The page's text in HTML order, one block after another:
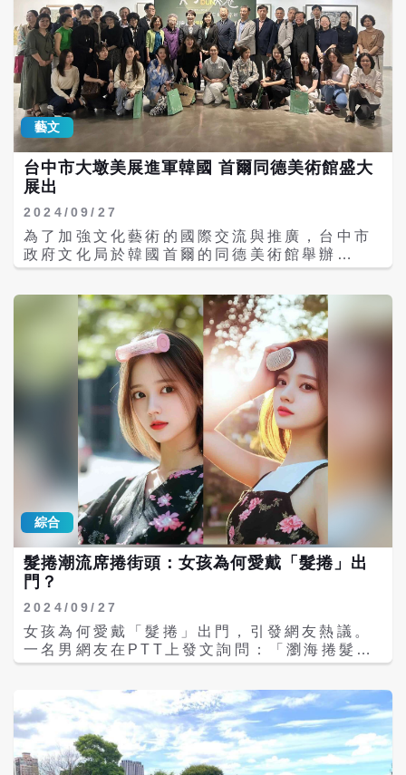
受到國際設計思潮的啟發，展現了對環境與社
會責任的重視。不再僅限於使用貴金屬，許多
創作者開始運用可回收材料，並融入ESG理
念，展現出對可持續發展的思考。展覽中也展
示了許多創作者利用廢棄物如塑膠袋、烤肉架
等材料進行創作，既倡導環保意識，也滿足現
代生活的需求。
及其生活環境的了解。 參與這項計畫的當地居
民中，來自台灣的雅涵便是其中一位。這是她
第一次參與鯨豚相關的研究，平時她也積極參
加馬祖的地質導覽學習，這些經驗讓她對環境
保護有了更全面的理解。她表示，能夠親自參
與這項重要工作感到非常榮幸，並希望能透過
自己的努力，促進當地生態保護。 另一位參與
者語安，是一名在地民宿的管家。她常聽入住
的客人談論露脊鼠海豚的故事，因此對這次的
觀測機會充滿期待。語安回憶道，之前僅在水
族館見過海豚，這次能夠在野外觀察到它們的
真實生態，讓她感受到無比的興奮與新鮮。 逸
馨則是馬祖的年輕志願者，熱衷於參與社區活
動。她對露脊鼠海豚早有耳聞，並曾在網路上
看到相關影片。參加社區的淨灘活動後，她更
陸地觀測的機會時，感到非常興奮。這讓她對
海豚在如此環境中生存的挑戰有了更深的思
脊鼠海豚首次相遇的激動心情，並共同展現出
對生態保護的熱忱。他們的參與不僅使觀測數
據更為豐富，也讓社區內部對露脊鼠海豚的珍
貴及所面臨的挑戰有了更深刻的認識。
藝文
台中市大墩美展進軍韓國 首爾同德美術館盛大
展出
2024/09/27
為了加強文化藝術的國際交流與推廣，台中市
政府文化局於韓國首爾的同德美術館舉辦
「2024台中市大墩美展文化交流展」。這場展
起，每年選出大墩美展歷屆得獎及受典藏作品
進行國外巡迴展出。這些作品多次在美國、加
拿大、日本、澳洲、紐西蘭等國家展出，足跡
遍及15個城市，廣受好評。 文化局指出，大
墩美展將於2025年慶祝其30週年，這段期間
內，它已發展成為全國藝術創作者交流切磋的
重要平台，吸引了來自40多個國家的優秀藝術
家積極參與。今年的總獎金高達569萬元，創
下全國公辦美展的最高紀錄。文化局希望透過
此次展覽，促進與韓國藝術界的深入合作，吸
引更多韓國藝術家共襄盛舉。 此次展覽展示了
60件精選佳作，其中包括來自大墩獎的五件代
表作品，這些作品來自於墨彩、書法、篆刻、
膠彩等11大類中經過激烈競爭的優秀作品。每
件作品都展現出不同的風格與卓越的技法，透
過各式媒材與主題，充分反映出台灣當代藝術
展首次進軍韓國，文化局期待未來台中市與韓
國在藝術文化領域能夠展開更廣泛而深入的交
流。文化局表示，透過這樣的國際展出，不僅
灣藝術家與國際同行進行更多的互動與學習。
在展覽期間，文化局也計畫舉辦相關的交流活
動，邀請韓國藝術界人士與台灣藝術家進行對
話，分享彼此的創作理念與藝術觀點，進一步
促進雙方的文化理解與合作。 「2024台中市
綜合
髮捲潮流席捲街頭：女孩為何愛戴「髮捲」出
門？
2024/09/27
女孩為何愛戴「髮捲」出門，引發網友熱議。
一名男網友在PTT上發文詢問：「瀏海捲髮捲
在外面走，到底是什麼意思？」該網友指出，
捷運、逛街還是用餐，無所不在。他對此表示
困惑，甚至揶揄道：「請問這是流行嗎？過陣
子會不會戴浴帽上街了？」 針對此現象，許多
網友紛紛提供解釋。原來，這股風潮源自於韓